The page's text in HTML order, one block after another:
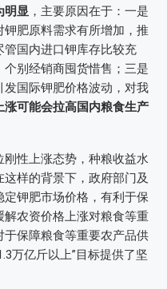
明显 ，主要原因在于：一是
肥原料需求有所增加，推
国内进口钾库存比较充
别经销商囤货惜售；三是
国际钾肥价格波动，对我
涨可能会拉高国内粮食生产
性上涨态势，种粮收益水
样的背景下，政府部门及
钾肥市场价格，有利于保
农资价格上涨对粮食等重
保障粮食等重要农产品供
万亿斤以上”目标提供了坚